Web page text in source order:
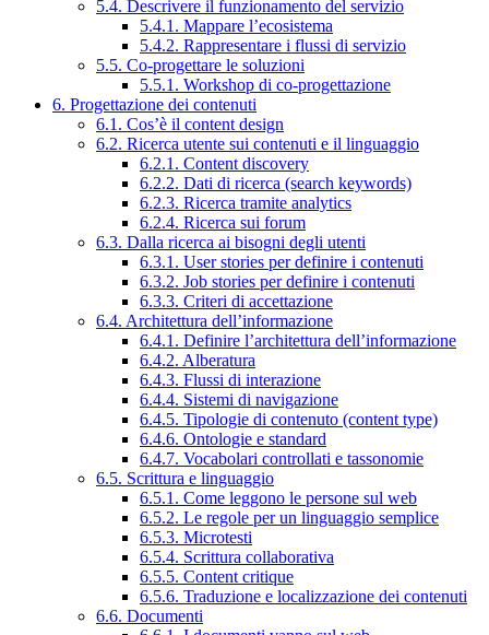
5.4. Descrivere il funzionamento del servizio
5.4.1. Mappare l’ecosistema
5.4.2. Rappresentare i flussi di servizio
5.5. Co-progettare le soluzioni
5.5.1. Workshop di co-progettazione
6. Progettazione dei contenuti
6.1. Cos’è il content design
6.2. Ricerca utente sui contenuti e il linguaggio
6.2.1. Content discovery
6.2.2. Dati di ricerca (search keywords)
6.2.3. Ricerca tramite analytics
6.2.4. Ricerca sui forum
6.3. Dalla ricerca ai bisogni degli utenti
6.3.1. User stories per definire i contenuti
6.3.2. Job stories per definire i contenuti
6.3.3. Criteri di accettazione
6.4. Architettura dell’informazione
6.4.1. Definire l’architettura dell’informazione
6.4.2. Alberatura
6.4.3. Flussi di interazione
6.4.4. Sistemi di navigazione
6.4.5. Tipologie di contenuto (content type)
6.4.6. Ontologie e standard
6.4.7. Vocabolari controllati e tassonomie
6.5. Scrittura e linguaggio
6.5.1. Come leggono le persone sul web
6.5.2. Le regole per un linguaggio semplice
6.5.3. Microtesti
6.5.4. Scrittura collaborativa
6.5.5. Content critique
6.5.6. Traduzione e localizzazione dei contenuti
6.6. Documenti